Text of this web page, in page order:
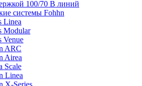
100/70 В линий
системы Fohhn
Linea
Modular
Venue
ARC
Airea
Scale
Linea
X-Series